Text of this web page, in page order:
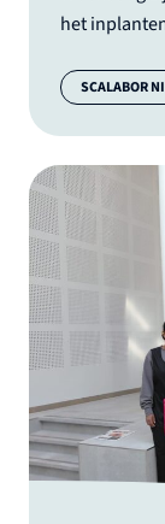
het
Categorie:
SCALABOR